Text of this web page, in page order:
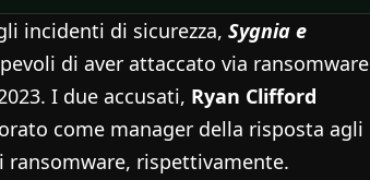
incidenti di sicurezza, Sygnia e
di aver attaccato via ransomware
I due accusati, Ryan Clifford
come manager della risposta agli
rispettivamente.